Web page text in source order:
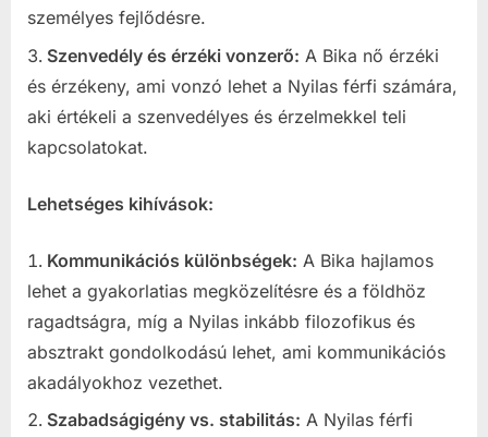
személyes fejlődésre.
Szenvedély és érzéki vonzerő: A Bika nő érzéki
és érzékeny, ami vonzó lehet a Nyilas férfi számára,
aki értékeli a szenvedélyes és érzelmekkel teli
kapcsolatokat.
Lehetséges kihívások:
Kommunikációs különbségek: A Bika hajlamos
lehet a gyakorlatias megközelítésre és a földhöz
ragadtságra, míg a Nyilas inkább filozofikus és
absztrakt gondolkodású lehet, ami kommunikációs
akadályokhoz vezethet.
Szabadságigény vs. stabilitás: A Nyilas férfi